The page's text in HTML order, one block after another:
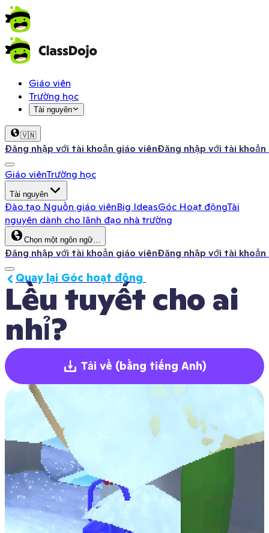
Giáo viên
Trường học
Tài nguyên
🇻🇳
Đăng nhập với tài khoản giáo viênĐăng nhập với tài khoản
Giáo viênTrường học
Tài nguyên
Đào tạo Nguồn giáo viênBig IdeasGóc Hoạt độngTài
nguyên dành cho lãnh đạo nhà trường
Chọn một ngôn ngữ…
Đăng nhập với tài khoản giáo viênĐăng nhập với tài khoản
Lều tuyết cho ai
nhỉ?
Quay lại Góc hoạt động
Tải về (bằng tiếng Anh)